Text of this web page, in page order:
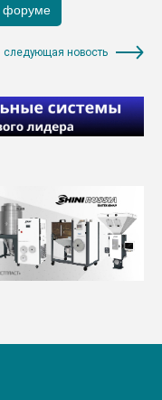
следующая новость